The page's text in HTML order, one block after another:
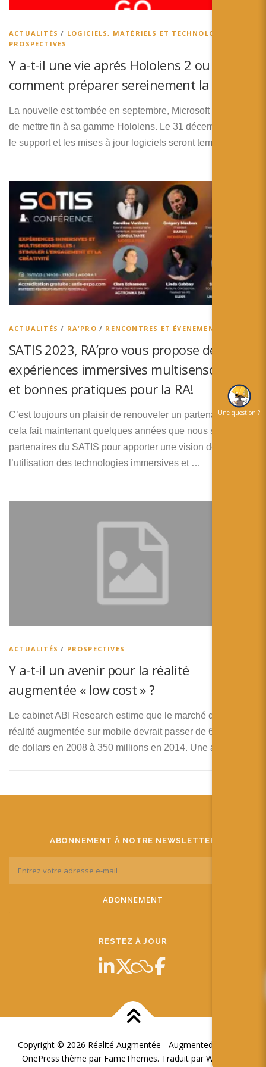
ACTUALITÉS / LOGICIELS, MATÉRIELS ET TECHNOLOGIES
PROSPECTIVES
Y a-t-il une vie aprés Hololens 2 ou
comment préparer sereinement la suite
La nouvelle est tombée en septembre, Microsoft a décidé
de mettre fin à sa gamme Hololens. Le 31 décembre 2027,
le support et les mises à jour logiciels seront terminés. …
ACTUALITÉS / RA'PRO / RENCONTRES ET ÉVENEMENTS
SATIS 2023, RA’pro vous propose de parler
expériences immersives multisensorielles
et bonnes pratiques pour la RA!
C’est toujours un plaisir de renouveler un partenariat et
cela fait maintenant quelques années que nous sommes
partenaires du SATIS pour apporter une vision de
l’utilisation des technologies immersives et …
ACTUALITÉS / PROSPECTIVES
Y a-t-il un avenir pour la réalité
augmentée « low cost » ?
Le cabinet ABI Research estime que le marché de la
réalité augmentée sur mobile devrait passer de 6 millions
de dollars en 2008 à 350 millions en 2014. Une autre …
ABONNEMENT À NOTRE NEWSLETTER
RESTEZ À JOUR
Copyright © 2026 Réalité Augmentée - Augmented Reality
OnePress thème par FameThemes. Traduit par Wp Trads.
Une question ?